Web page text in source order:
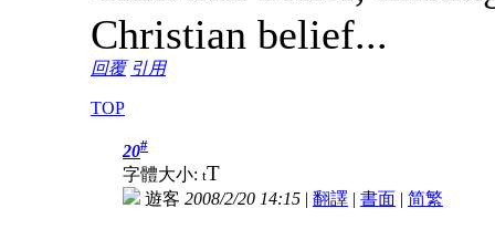
Christian belief...
回覆 引用
TOP
20#
字體大小: tT
遊客 2008/2/20 14:15 | 翻譯 | 書面 | 简繁